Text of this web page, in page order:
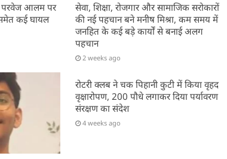
परवेज आलम पर
कई घायल
सेवा, शिक्षा, रोजगार और सामाजिक सरोकारों
की नई पहचान बने मनीष मिश्रा, कम समय में
जनहित के कई बड़े कार्यों से बनाई अलग
पहचान
2 weeks ago
रोटरी क्लब ने चक पिहानी कुटी में किया वृहद
वृक्षारोपण, 200 पौधे लगाकर दिया पर्यावरण
संरक्षण का संदेश
4 weeks ago